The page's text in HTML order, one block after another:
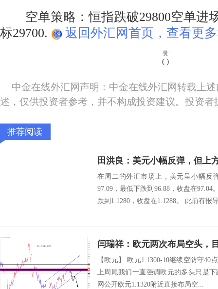
空单策略：恒指跌破29800空单进
标29700.
返回外汇网首页，查看更
赞
( )
中金在线外汇网声明：中金在线外汇网转载上
述，仅供投资者参考，并不构成投资建议。投资
推荐阅读
田洪良：美元小幅反弹，但上
在周二的外汇市场上，美元呈小幅反
97.09，最低下跌到96.88，收盘在97.04
跌到1.1280，收盘在1.1288。 此前有报
闫瑞祥：欧元两次布局空头，
【欧元】 欧元1.1300-10继续空防守40
上周尾我们一直强调欧元的多头只是
网公开欧元1.1320附近直接布局空...